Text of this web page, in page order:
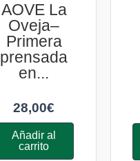
AOVE La
Oveja–
Primera
prensada
en...
28,00€
Añadir al
carrito